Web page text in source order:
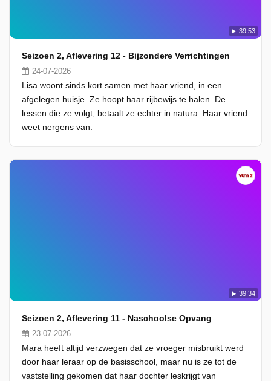
39:53
Seizoen 2, Aflevering 12 - Bijzondere Verrichtingen
24-07-2026
Lisa woont sinds kort samen met haar vriend, in een
afgelegen huisje. Ze hoopt haar rijbewijs te halen. De
lessen die ze volgt, betaalt ze echter in natura. Haar vriend
weet nergens van.
39:34
Seizoen 2, Aflevering 11 - Naschoolse Opvang
23-07-2026
Mara heeft altijd verzwegen dat ze vroeger misbruikt werd
door haar leraar op de basisschool, maar nu is ze tot de
vaststelling gekomen dat haar dochter leskrijgt van